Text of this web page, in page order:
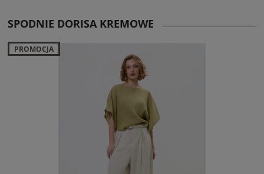
SPODNIE DORISA KREMOWE
PROMOCJA